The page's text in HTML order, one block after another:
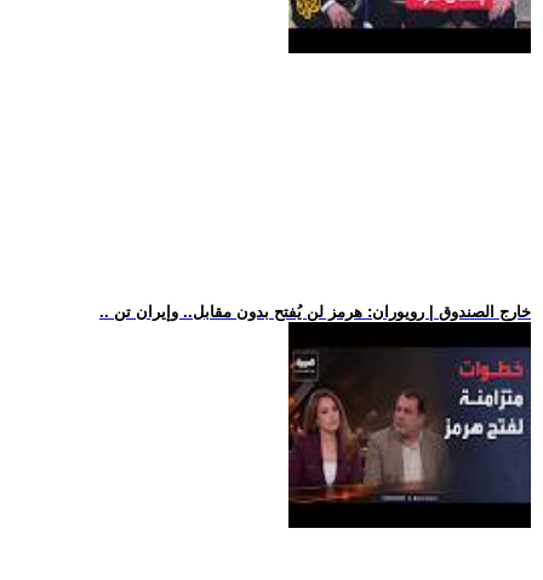
.. خارج الصندوق | رويوران: هرمز لن يُفتح بدون مقابل.. وإيران تن